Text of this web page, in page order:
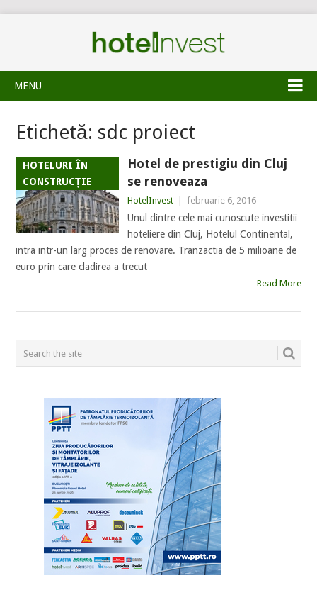
MENU
Etichetă: sdc proiect
HOTELURI ÎN
CONSTRUCȚIE
Hotel de prestigiu din Cluj
se renoveaza
HotelInvest februarie 6, 2016
Unul dintre cele mai cunoscute investitii
hoteliere din Cluj, Hotelul Continental,
intra intr-un larg proces de renovare. Tranzactia de 5 milioane de
euro prin care cladirea a trecut
Read More
POSTS
NAVIGATION